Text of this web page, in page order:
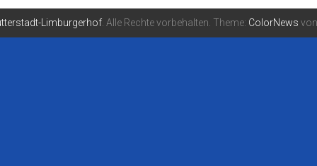
Limburgerhof. Alle Rechte vorbehalten. Theme: ColorNews